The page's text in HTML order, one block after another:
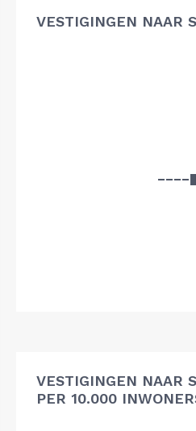
VESTIGINGEN NAAR
VESTIGINGEN NAAR
PER 10.000